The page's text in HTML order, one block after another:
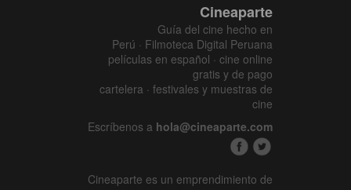
Cineaparte
Guía del cine hecho en
Perú · Filmoteca Digital Peruana
películas en español · cine online
gratis y de pago
cartelera · festivales y muestras de
cine
Escríbenos a hola@cineaparte.com
Cineaparte es un emprendimiento de